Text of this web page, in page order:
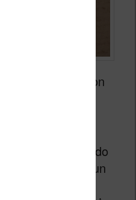
couleur, on
rapidement
technologie Kaleido
couleurs sur un
Si vous